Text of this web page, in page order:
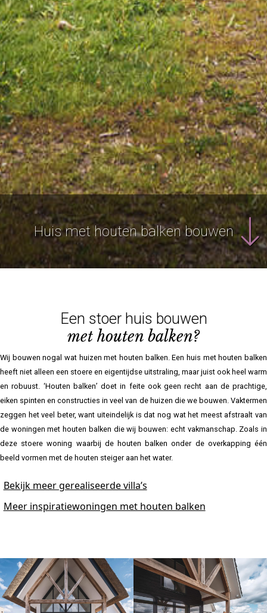
Huis met houten balken bouwen
Een stoer huis bouwen
met houten balken?
Wij bouwen nogal wat huizen met houten balken. Een huis met houten balken
heeft niet alleen een stoere en eigentijdse uitstraling, maar juist ook heel warm
en robuust. ‘Houten balken’ doet in feite ook geen recht aan de prachtige,
eiken spinten en constructies in veel van de huizen die we bouwen. Vaktermen
zeggen het veel beter, want uiteindelijk is dat nog wat het meest afstraalt van
de woningen met houten balken die wij bouwen: echt vakmanschap. Zoals in
deze stoere woning waarbij de houten balken onder de overkapping één
beeld vormen met de houten steiger aan het water.
Bekijk meer gerealiseerde villa’s
Meer inspiratiewoningen met houten balken